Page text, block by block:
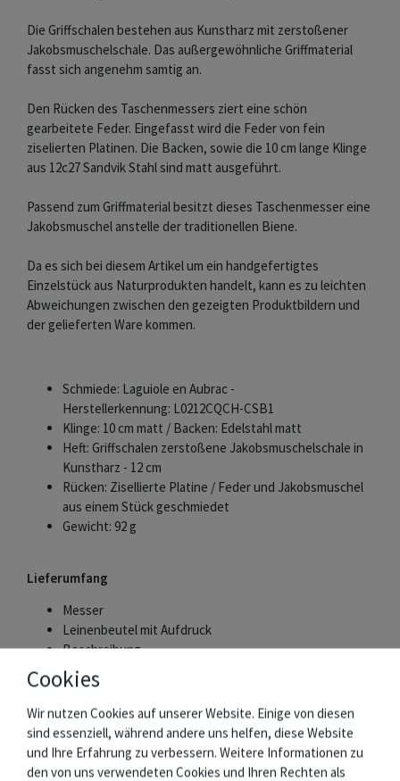
Die Griffschalen bestehen aus Kunstharz mit zerstoßener
Jakobsmuschelschale. Das außergewöhnliche Griffmaterial
fasst sich angenehm samtig an.
Den Rücken des Taschenmessers ziert eine schön
gearbeitete Feder. Eingefasst wird die Feder von fein
ziselierten Platinen. Die Backen, sowie die 10 cm lange Klinge
aus 12c27 Sandvik Stahl sind matt ausgeführt.
Passend zum Griffmaterial besitzt dieses Taschenmesser eine
Jakobsmuschel anstelle der traditionellen Biene.
Da es sich bei diesem Artikel um ein handgefertigtes
Einzelstück aus Naturprodukten handelt, kann es zu leichten
Abweichungen zwischen den gezeigten Produktbildern und
der gelieferten Ware kommen.
Schmiede: Laguiole en Aubrac -
Herstellerkennung: L0212CQCH-CSB1
Klinge: 10 cm matt / Backen: Edelstahl matt
Heft: Griffschalen zerstoßene Jakobsmuschelschale in
Kunstharz - 12 cm
Rücken: Zisellierte Platine / Feder und Jakobsmuschel
aus einem Stück geschmiedet
Gewicht: 92 g
Lieferumfang
Messer
Leinenbeutel mit Aufdruck
Beschreibung
Zertifikat des Herstellers
Die Schmiede Laguiole en Aubrac
Im Südwesten Frankreichs, im Département Aveyron, werden
Cookies
Wir nutzen Cookies auf unserer Website. Einige von diesen
sind essenziell, während andere uns helfen, diese Website
und Ihre Erfahrung zu verbessern. Weitere Informationen zu
den von uns verwendeten Cookies und Ihren Rechten als